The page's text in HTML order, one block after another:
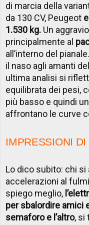
di marcia della
da 130 CV, Peugeot
1.530 kg. Un
principalmente al
all’interno del
il naso agli amanti
ultima analisi si
equilibrata dei pesi,
più basso e quindi
affrontano le curve
IMPRESSIONI DI
Lo dico subito: chi
accelerazioni al
spiego meglio,
per sbalordire amici
semaforo e l’altro, si